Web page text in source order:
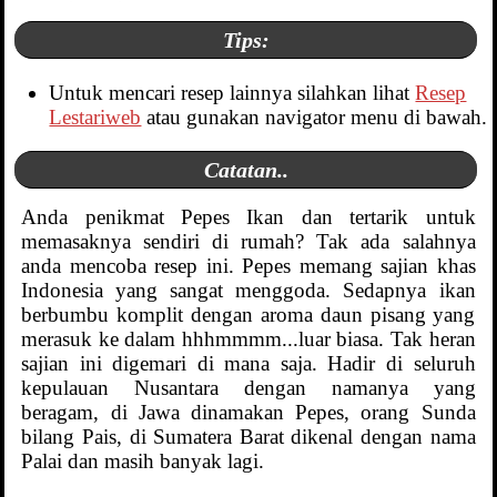
Tips:
Untuk mencari resep lainnya silahkan lihatResep
Lestariweb atau gunakan navigator menu di bawah.
Catatan..
Anda penikmat Pepes Ikan dan tertarik untuk
memasaknya sendiri di rumah? Tak ada salahnya
anda mencoba resep ini. Pepes memang sajian khas
Indonesia yang sangat menggoda. Sedapnya ikan
berbumbu komplit dengan aroma daun pisang yang
merasuk ke dalam hhhmmmm...luar biasa. Tak heran
sajian ini digemari di mana saja. Hadir di seluruh
kepulauan Nusantara dengan namanya yang
beragam, di Jawa dinamakan Pepes, orang Sunda
bilang Pais, di Sumatera Barat dikenal dengan nama
Palai dan masih banyak lagi.